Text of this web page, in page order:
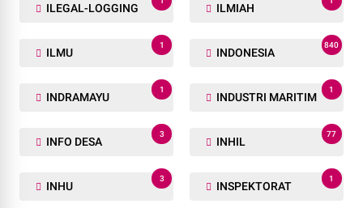
ILEGAL-LOGGING ILMIAH
ILMU
1
INDONESIA
840
INDRAMAYU
1
INDUSTRI MARITIM
1
INFO DESA
3
INHIL
77
INHU
3
INSPEKTORAT
1